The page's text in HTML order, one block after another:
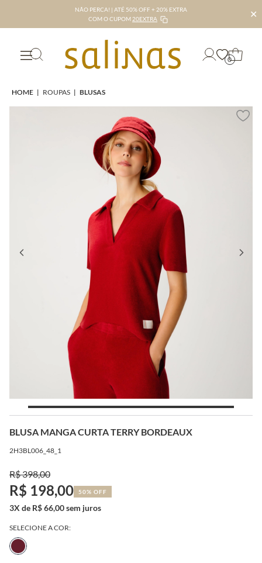
NÃO PERCA! | ATÉ 50% OFF + 20% EXTRA
COM O CUPOM 20EXTRA ✕
0
HOME | ROUPAS | BLUSAS
BLUSA MANGA CURTA TERRY BORDEAUX
2H3BL006_48_1
R$ 398,00
R$ 198,00 50% OFF
3X de R$ 66,00 sem juros
SELECIONE A COR: